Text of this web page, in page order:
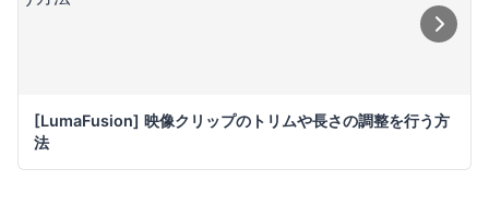
[LumaFusion] 映像クリップのトリムや長さの調整を行う方
法